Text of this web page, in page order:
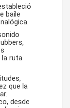
baile
la ruta
que la
desde